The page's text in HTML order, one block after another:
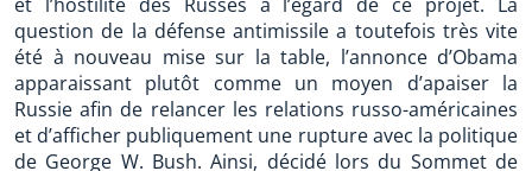
question de la défense antimissile a toutefois très vite
été à nouveau mise sur la table, l’annonce d’Obama
apparaissant plutôt comme un moyen d’apaiser la
Russie afin de relancer les relations russo-américaines
et d’afficher publiquement une rupture avec la politique
de George W. Bush. Ainsi, décidé lors du Sommet de